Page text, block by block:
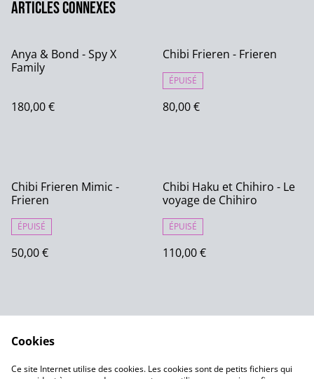
Articles connexes
Anya & Bond - Spy X
Family
180,00 €
Chibi Frieren - Frieren
ÉPUISÉ
80,00 €
Chibi Frieren Mimic -
Frieren
ÉPUISÉ
50,00 €
Chibi Haku et Chihiro - Le
voyage de Chihiro
ÉPUISÉ
110,00 €
Cookies
Ce site Internet utilise des cookies. Les cookies sont de petits fichiers qui